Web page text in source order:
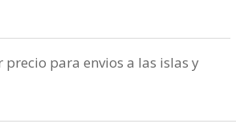
para envios a las islas y